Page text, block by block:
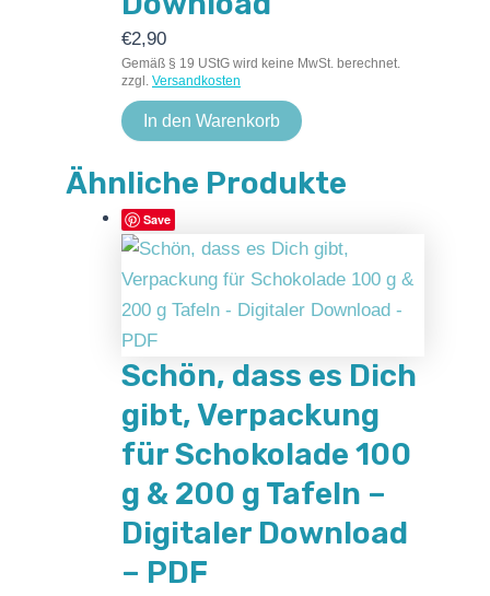
€2,90
Gemäß § 19 UStG wird keine MwSt. berechnet.
zzgl. Versandkosten
In den Warenkorb
Ähnliche Produkte
Save
Schön, dass es Dich
gibt, Verpackung
für Schokolade 100
g & 200 g Tafeln –
Digitaler Download
– PDF